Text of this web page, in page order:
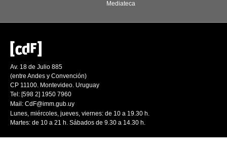
Mediateca
Av. 18 de Julio 885
(entre Andes y Convención)
CP 11100. Montevideo. Uruguay
Tel: [598 2] 1950 7960
Mail: CdF@imm.gub.uy
Lunes, miércoles, jueves, viernes: de 10 a 19.30 h.
Martes: de 10 a 21 h. Sábados de 9.30 a 14.30 h.